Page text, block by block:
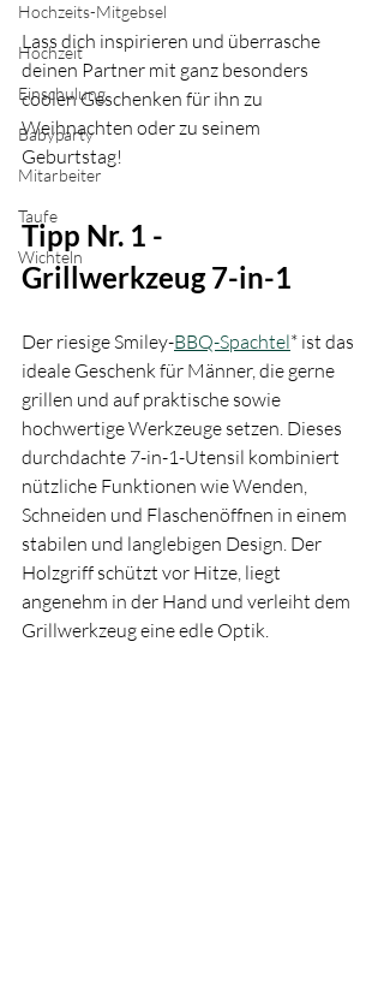
Hochzeits-Mitgebsel
Hochzeit
Einschulung
Babyparty
Mitarbeiter
Taufe
Wichteln
Lass dich inspirieren und überrasche
deinen Partner mit ganz besonders
coolen Geschenken für ihn zu
Weihnachten oder zu seinem
Geburtstag!
Tipp Nr. 1 -
Grillwerkzeug 7-in-1
Der riesige Smiley-BBQ-Spachtel* ist das
ideale Geschenk für Männer, die gerne
grillen und auf praktische sowie
hochwertige Werkzeuge setzen. Dieses
durchdachte 7-in-1-Utensil kombiniert
nützliche Funktionen wie Wenden,
Schneiden und Flaschenöffnen in einem
stabilen und langlebigen Design. Der
Holzgriff schützt vor Hitze, liegt
angenehm in der Hand und verleiht dem
Grillwerkzeug eine edle Optik.